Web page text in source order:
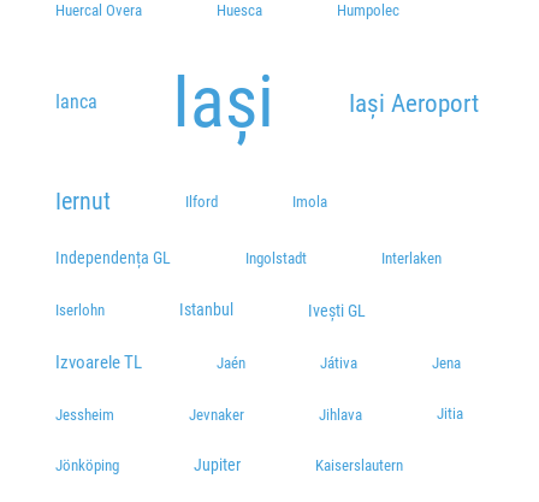
Huercal Overa Huesca Humpolec
Ianca Iași Iași Aeroport
Iernut Ilford Imola
Independența GL Ingolstadt Interlaken
Iserlohn Istanbul Ivești GL
Izvoarele TL Jaén Játiva Jena
Jessheim Jevnaker Jihlava Jitia
Jönköping Jupiter Kaiserslautern